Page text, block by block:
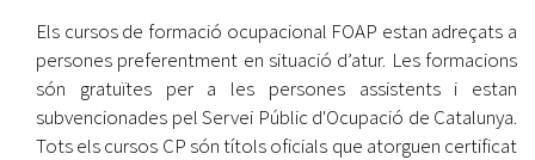
Els cursos de formació ocupacional FOAP estan adreçats a
persones preferentment en situació d’atur. Les formacions
són gratuïtes per a les persones assistents i estan
subvencionades pel Servei Públic d'Ocupació de Catalunya.
Tots els cursos CP són títols oficials que atorguen certificat